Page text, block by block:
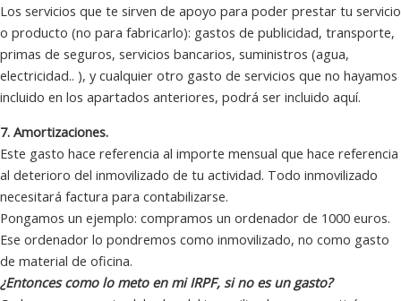
Los servicios que te sirven de apoyo para poder prestar tu servicio
o producto (no para fabricarlo): gastos de publicidad, transporte,
primas de seguros, servicios bancarios, suministros (agua,
electricidad.. ), y cualquier otro gasto de servicios que no hayamos
incluido en los apartados anteriores, podrá ser incluido aquí.
7. Amortizaciones.
Este gasto hace referencia al importe mensual que hace referencia
al deterioro del inmovilizado de tu actividad. Todo inmovilizado
necesitará factura para contabilizarse.
Pongamos un ejemplo: compramos un ordenador de 1000 euros.
Ese ordenador lo pondremos como inmovilizado, no como gasto
de material de oficina.
¿Entonces como lo meto en mi IRPF, si no es un gasto?